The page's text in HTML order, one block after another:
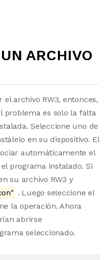
ARCHIVO
archivo RW3, entonces,
problema es solo la falta
Seleccione uno de
en su dispositivo. El
automáticamente el
programa instalado. Si
su archivo RW3 y
. Luego seleccione el
la operación. Ahora
abrirse
seleccionado.